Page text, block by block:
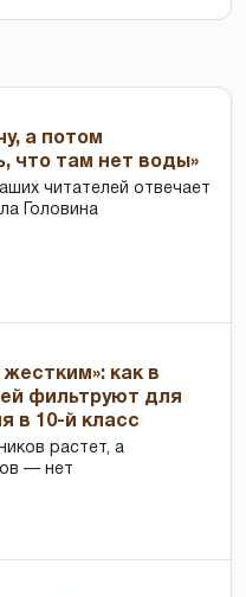
а потом
что там нет воды»
читателей отвечает
Головина
как в
фильтруют для
в 10-й класс
растет, а
— нет